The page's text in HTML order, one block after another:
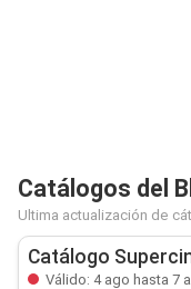
Catálogos del
Ultima actualización de
Catálogo
Válido: 4 ago hasta 7